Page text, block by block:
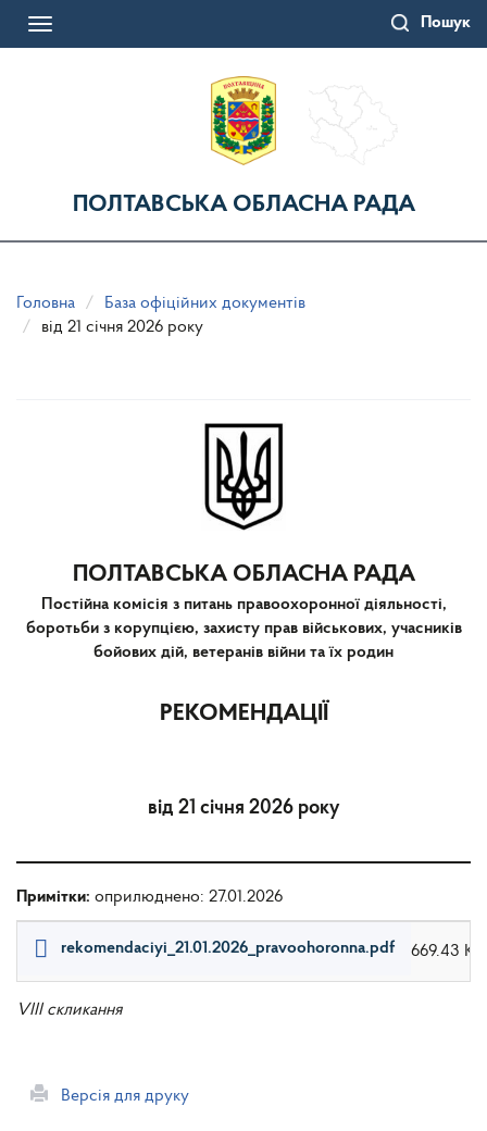
Пошук
Toggle
ПОЛТАВСЬКА ОБЛАСНА РАДА
Головна
База офіційних документів
від 21 січня 2026 року
ПОЛТАВСЬКА ОБЛАСНА РАДА
Постійна комісія з питань правоохоронної діяльності,
боротьби з корупцією, захисту прав військових, учасників
бойових дій, ветеранів війни та їх родин
РЕКОМЕНДАЦІЇ
від 21 січня 2026 року
Примітки: оприлюднено: 27.01.2026
rekomendaciyi_21.01.2026_pravoohoronna.pdf 669.43 КБ
VIII скликання
Версія для друку